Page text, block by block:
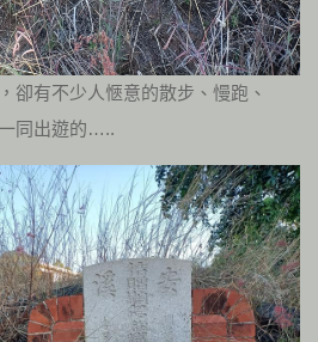
卻有不少人愜意的散步、慢跑、
同出遊的…..